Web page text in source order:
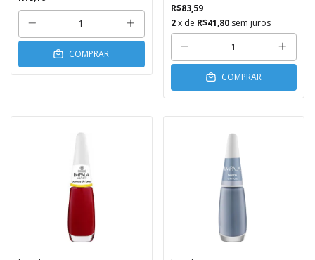
COMPRAR
R$83,59
2 x de R$41,80 sem juros
COMPRAR